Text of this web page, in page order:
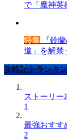
で「魔神英
特集 『鈴
道」を解禁
攻略記事ランキ
ストーリー
1
最強おすす
2